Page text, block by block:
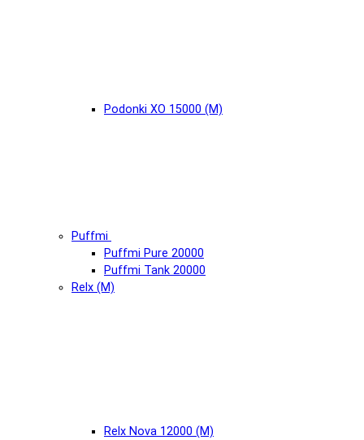
Podonki XO 15000 (М)
Puffmi
Puffmi Pure 20000
Puffmi Tank 20000
Relx (М)
Relx Nova 12000 (М)